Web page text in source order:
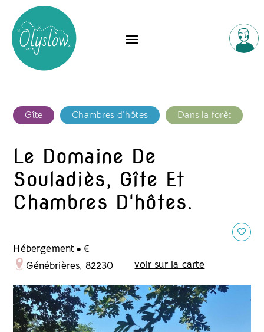
Gîte Chambres d'hôtes Dans la forêt
Le Domaine De
Souladiès, Gîte Et
Chambres D'hôtes.
Hébergement. €
Génébrières, 82230
voir sur la carte